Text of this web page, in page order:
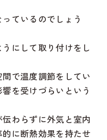
ているのでしょう
にして取り付けをし
で温度調節をしてい
を受けづらいという
わらずに外気と室内
に断熱効果を持たせ